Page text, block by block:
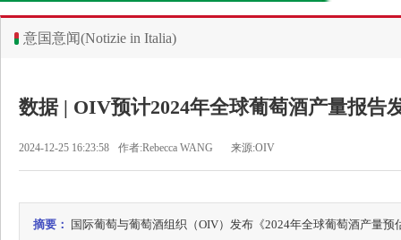
意国意闻(Notizie in Italia)
数据 | OIV预计2024年全球葡萄酒产量报告
2024-12-25 16:23:58 作者:Rebecca WANG 来源:OIV
摘要：
国际葡萄与葡萄酒组织（OIV）发布《2024年全球葡萄酒产量